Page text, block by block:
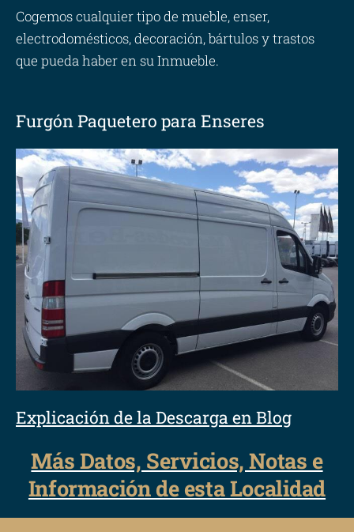
Cogemos cualquier tipo de mueble, enser,
electrodomésticos, decoración, bártulos y trastos
que pueda haber en su Inmueble.
Furgón Paquetero para Enseres
Explicación de la Descarga en Blog
Más Datos, Servicios, Notas e
Información de esta Localidad